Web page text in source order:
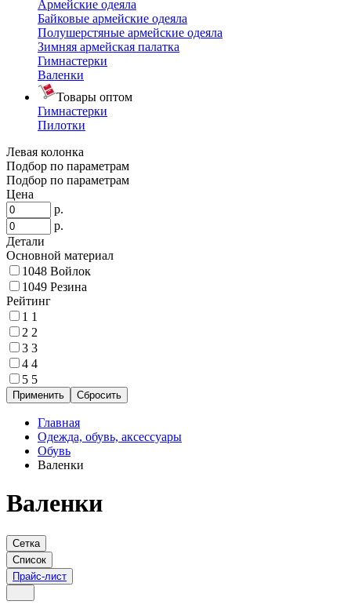
Армейские одеяла
Байковые армейские одеяла
Полушерстяные армейские одеяла
Зимняя армейская палатка
Гимнастерки
Валенки
Товары оптом
Гимнастерки
Пилотки
Левая колонка
Подбор по параметрам
Подбор по параметрам
Цена
р.
р.
Детали
Основной материал
1048 Войлок
1049 Резина
Рейтинг
1 1
2 2
3 3
4 4
5 5
Главная
Одежда, обувь, аксессуары
Обувь
Валенки
Валенки
Сетка
Список
Прайс-лист